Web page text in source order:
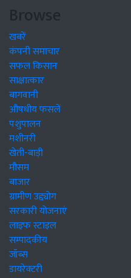
Browse
खबरें
कंपनी समाचार
सफल किसान
साक्षात्कार
बागवानी
औषधीय फसलें
पशुपालन
मशीनरी
खेती-बाड़ी
मौसम
बाजार
ग्रामीण उद्द्योग
सरकारी योजनाएं
लाइफ स्टाइल
सम्पादकीय
जॉब्स
डायरेक्टरी